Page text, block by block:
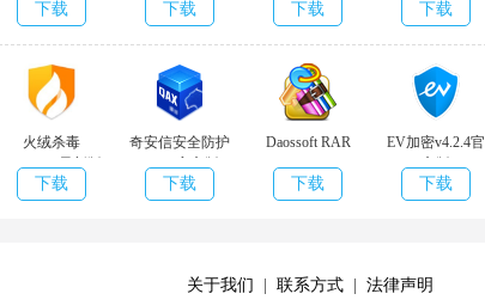
版
下载
绿色优化版
下载
版
下载 下载
火绒杀毒
v5.0.62.1 最新版
下载
奇安信安全防护
v1.2.1官方版
下载
Daossoft RAR
Password
Rescuer(rar密码
下载
EV加密v4.2.4官
方版
下载
关于我们 联系方式 法律声明